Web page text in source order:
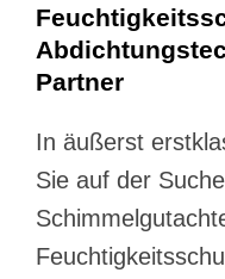
Partner
In äußerst
Sie auf der